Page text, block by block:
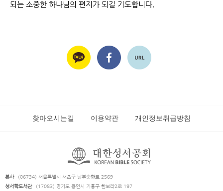
되는 소중한 하나님의 편지가 되길 기도합니다.
찾아오시는길 이용약관 개인정보취급방침
본사
(06734) 서울특별시 서초구 남부순환로 2569
성서학도서관
(17083) 경기도 용인시 기흥구 한보라2로 197